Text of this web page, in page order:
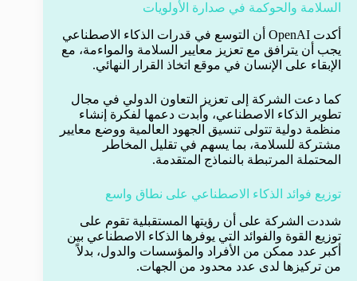
السلامة والحوكمة في صدارة الأولويات
أكدت OpenAI أن التوسع في قدرات الذكاء الاصطناعي
يجب أن يترافق مع تعزيز معايير السلامة والمواءمة، مع
الإبقاء على الإنسان في موقع اتخاذ القرار النهائي.
كما دعت الشركة إلى تعزيز التعاون الدولي في مجال
تطوير الذكاء الاصطناعي، وأبدت دعمها لفكرة إنشاء
منظمة دولية تتولى تنسيق الجهود العالمية ووضع معايير
مشتركة للسلامة، بما يسهم في تقليل المخاطر
المحتملة المرتبطة بالنماذج المتقدمة.
توزيع فوائد الذكاء الاصطناعي على نطاق واسع
شددت الشركة على أن رؤيتها المستقبلية تقوم على
توزيع القوة والفوائد التي يوفرها الذكاء الاصطناعي بين
أكبر عدد ممكن من الأفراد والمؤسسات والدول، بدلاً
من تركيزها لدى عدد محدود من الجهات.